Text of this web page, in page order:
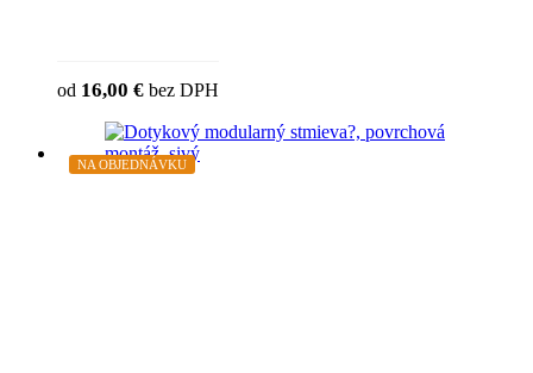
od 16,00 € bez DPH
NA OBJEDNÁVKU